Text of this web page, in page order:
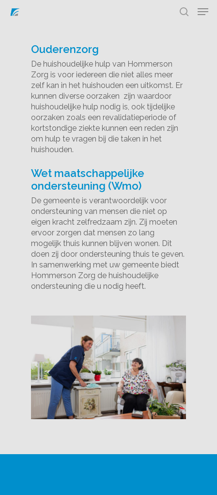
Ouderenzorg
De huishoudelijke hulp van Hommerson
Zorg is voor iedereen die niet alles meer
zelf kan in het huishouden een uitkomst. Er
kunnen diverse oorzaken zijn waardoor
huishoudelijke hulp nodig is, ook tijdelijke
oorzaken zoals een revalidatieperiode of
kortstondige ziekte kunnen een reden zijn
om hulp te vragen bij die taken in het
huishouden.
Wet maatschappelijke
ondersteuning (Wmo)
De gemeente is verantwoordelijk voor
ondersteuning van mensen die niet op
eigen kracht zelfredzaam zijn. Zij moeten
ervoor zorgen dat mensen zo lang
mogelijk thuis kunnen blijven wonen. Dit
doen zij door ondersteuning thuis te geven.
In samenwerking met uw gemeente biedt
Hommerson Zorg de huishoudelijke
ondersteuning die u nodig heeft.